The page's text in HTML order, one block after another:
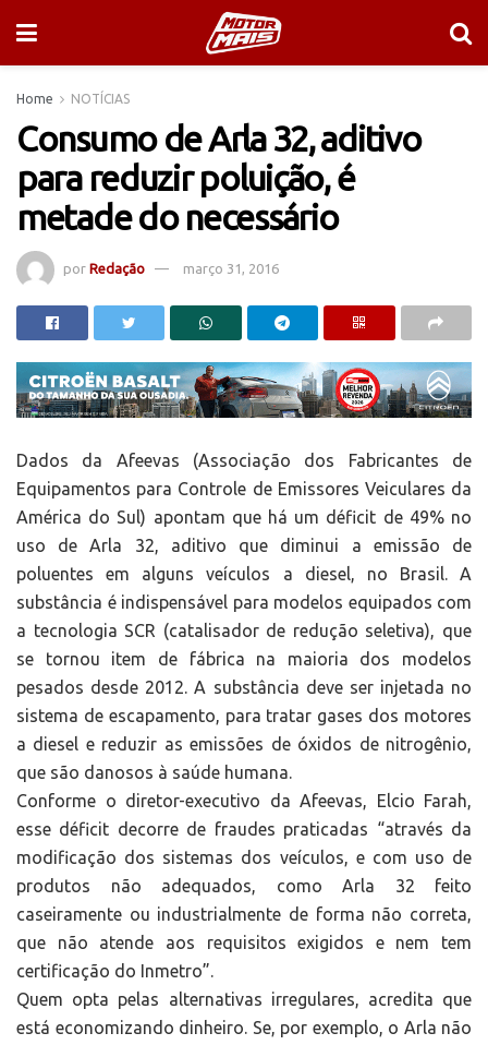
Home NOTÍCIAS
Consumo de Arla 32, aditivo
para reduzir poluição, é
metade do necessário
por Redação março 31, 2016
Dados da Afeevas (Associação dos Fabricantes de
Equipamentos para Controle de Emissores Veiculares da
América do Sul) apontam que há um déficit de 49% no
uso de Arla 32, aditivo que diminui a emissão de
poluentes em alguns veículos a diesel, no Brasil. A
substância é indispensável para modelos equipados com
a tecnologia SCR (catalisador de redução seletiva), que
se tornou item de fábrica na maioria dos modelos
pesados desde 2012. A substância deve ser injetada no
sistema de escapamento, para tratar gases dos motores
a diesel e reduzir as emissões de óxidos de nitrogênio,
que são danosos à saúde humana.
Conforme o diretor-executivo da Afeevas, Elcio Farah,
esse déficit decorre de fraudes praticadas “através da
modificação dos sistemas dos veículos, e com uso de
produtos não adequados, como Arla 32 feito
caseiramente ou industrialmente de forma não correta,
que não atende aos requisitos exigidos e nem tem
certificação do Inmetro”.
Quem opta pelas alternativas irregulares, acredita que
está economizando dinheiro. Se, por exemplo, o Arla não